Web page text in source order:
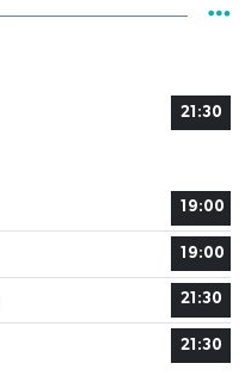
21:30
19:00
19:00
21:30
21:30